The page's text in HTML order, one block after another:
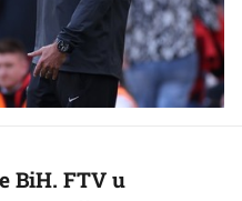
BiH. FTV u